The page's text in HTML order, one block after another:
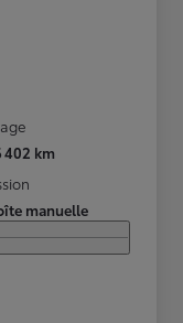
402 km
manuelle